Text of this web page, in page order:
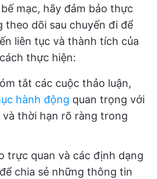
mạc, hãy đảm bảo thực
theo dõi sau chuyến đi để
liên tục và thành tích của
thực hiện:
tắt các cuộc thảo luận,
hành động quan trọng với
thời hạn rõ ràng trong
trực quan và các định dạng
chia sẻ những thông tin